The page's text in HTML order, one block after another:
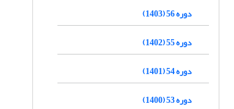
دوره 56 (1403)
دوره 55 (1402)
دوره 54 (1401)
دوره 53 (1400)